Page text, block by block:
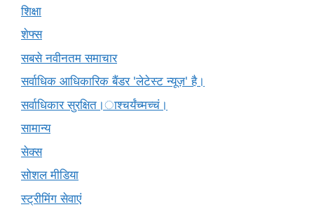
शिक्षा
शेफ्स
सबसे नवीनतम समाचार
सर्वाधिक आधिकारिक बैंडर 'लेटेस्ट न्यूज़' है।
सर्वाधिकार सुरक्षित।ाश्चर्यंच्मच्चं।
सामान्य
सेक्स
सोशल मीडिया
स्ट्रीमिंग सेवाएं